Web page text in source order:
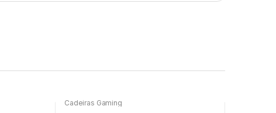
Cadeiras Gaming